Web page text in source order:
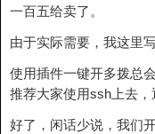
一百五给卖了。
由于实际需要，我这里
使用插件一键开多拨总
推荐大家使用ssh上去，
好了，闲话少说，我们开